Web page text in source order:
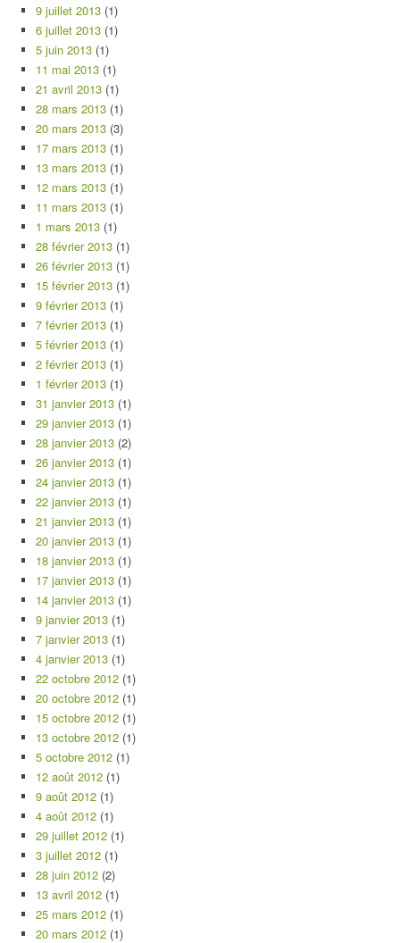
9 juillet 2013 (1)
6 juillet 2013 (1)
5 juin 2013 (1)
11 mai 2013 (1)
21 avril 2013 (1)
28 mars 2013 (1)
20 mars 2013 (3)
17 mars 2013 (1)
13 mars 2013 (1)
12 mars 2013 (1)
11 mars 2013 (1)
1 mars 2013 (1)
28 février 2013 (1)
26 février 2013 (1)
15 février 2013 (1)
9 février 2013 (1)
7 février 2013 (1)
5 février 2013 (1)
2 février 2013 (1)
1 février 2013 (1)
31 janvier 2013 (1)
29 janvier 2013 (1)
28 janvier 2013 (2)
26 janvier 2013 (1)
24 janvier 2013 (1)
22 janvier 2013 (1)
21 janvier 2013 (1)
20 janvier 2013 (1)
18 janvier 2013 (1)
17 janvier 2013 (1)
14 janvier 2013 (1)
9 janvier 2013 (1)
7 janvier 2013 (1)
4 janvier 2013 (1)
22 octobre 2012 (1)
20 octobre 2012 (1)
15 octobre 2012 (1)
13 octobre 2012 (1)
5 octobre 2012 (1)
12 août 2012 (1)
9 août 2012 (1)
4 août 2012 (1)
29 juillet 2012 (1)
3 juillet 2012 (1)
28 juin 2012 (2)
13 avril 2012 (1)
25 mars 2012 (1)
20 mars 2012 (1)